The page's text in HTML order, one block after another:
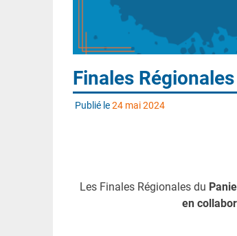
Finales
Publié le24 mai 2024
Les Finales Régionales du
en